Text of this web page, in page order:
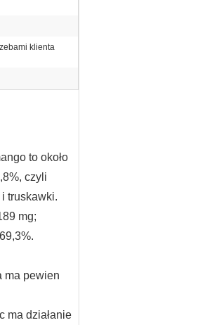
klienta
to około
czyli
truskawki.
mg;
ma pewien
ma działanie